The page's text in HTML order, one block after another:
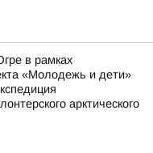
в рамках
«Молодежь и дети»
арктического